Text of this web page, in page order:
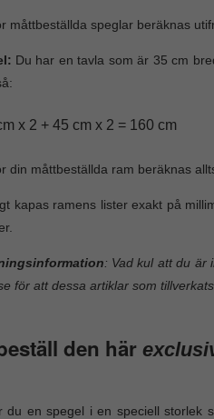
måttbeställda speglar beräknas
Du har en tavla som är 35 cm
x 2 + 45 cm x 2 = 160 cm
din måttbeställda ram beräknas
kapas ramens lister exakt på
: Vad kul att du är
för att dessa artiklar som
den här
du en spegel i en speciell storlek